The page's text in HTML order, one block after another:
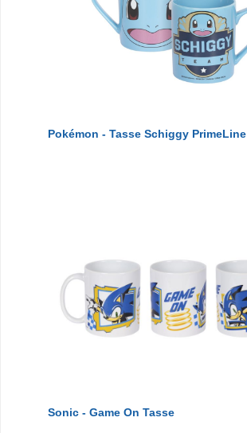
Pokémon - Tasse Schiggy PrimeLine
Sonic - Game On Tasse